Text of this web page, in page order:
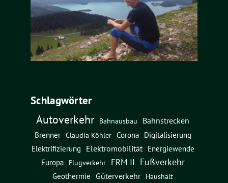
Schlagwörter
Autoverkehr Bahnausbau
Bahnstrecken
Brenner Claudia Köhler Corona
Digitalisierung
Elektrifizierung
Elektromobilität Energiewende
Europa Flugverkehr FRM II Fußverkehr
Geothermie Güterverkehr Haushalt